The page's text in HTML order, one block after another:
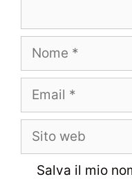
Nome
Email
Sito
Salva il mio